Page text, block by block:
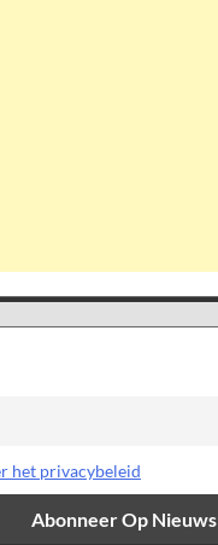
het privacybeleid